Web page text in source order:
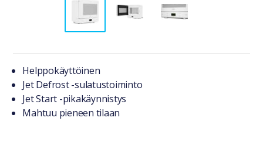
Tuotteesta lyhyesti
Helppokäyttöinen
Jet Defrost -sulatustoiminto
Jet Start -pikakäynnistys
Mahtuu pieneen tilaan